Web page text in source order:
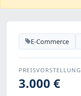
E-Commerce
PREISVORSTELLUNG
3.000 €